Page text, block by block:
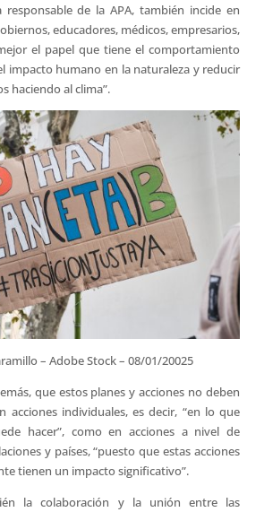
responsable de la APA, también incide en
educadores, médicos, empresarios,
el papel que tiene el comportamiento
impacto humano en la naturaleza y reducir
haciendo al clima”.
– Adobe Stock – 08/01/20025
que estos planes y acciones no deben
acciones individuales, es decir, “en lo que
hacer”, como en acciones a nivel de
y países, “puesto que estas acciones
tienen un impacto significativo”.
la colaboración y la unión entre las